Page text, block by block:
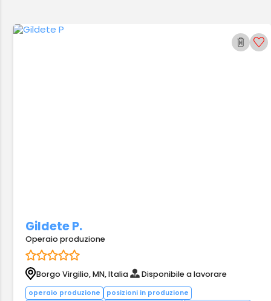
Gildete P.
Operaio produzione
Borgo Virgilio, MN, Italia Disponibile a lavorare
operaio produzione
posizioni in produzione